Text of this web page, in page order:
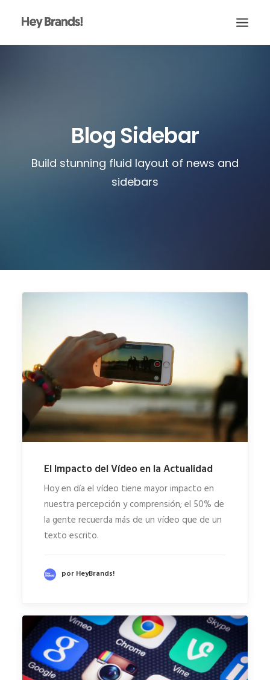
BLOG
Blog Sidebar
Build stunning fluid layout of news and
sidebars
El Impacto del Vídeo en la Actualidad
Hoy en día el vídeo tiene mayor impacto en
nuestra percepción y comprensión; el 50% de
la gente recuerda más de un vídeo que de un
texto escrito.
por HeyBrands!